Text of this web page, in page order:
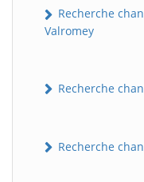
Recherche
Valromey
Recherche
Recherche